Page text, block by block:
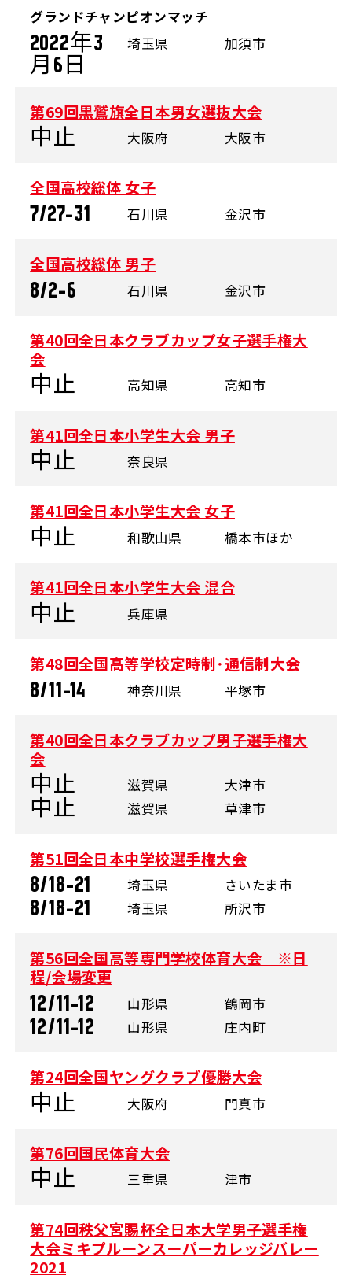
グランドチャンピオンマッチ
2022年3
月6日
埼玉県 加須市
第69回黒鷲旗全日本男女選抜大会
中止 大阪府 大阪市
全国高校総体 女子
7/27-31 石川県 金沢市
全国高校総体 男子
8/2-6 石川県 金沢市
第40回全日本クラブカップ女子選手権大
会
中止 高知県 高知市
第41回全日本小学生大会 男子
中止 奈良県
第41回全日本小学生大会 女子
中止 和歌山県 橋本市ほか
第41回全日本小学生大会 混合
中止 兵庫県
第48回全国高等学校定時制･通信制大会
8/11-14 神奈川県 平塚市
第40回全日本クラブカップ男子選手権大
会
中止 滋賀県 大津市
中止 滋賀県 草津市
第51回全日本中学校選手権大会
8/18-21 埼玉県 さいたま市
8/18-21 埼玉県 所沢市
第56回全国高等専門学校体育大会 ※日
程/会場変更
12/11-12 山形県 鶴岡市
12/11-12 山形県 庄内町
第24回全国ヤングクラブ優勝大会
中止 大阪府 門真市
第76回国民体育大会
中止 三重県 津市
第74回秩父宮賜杯全日本大学男子選手権
大会ミキプルーンスーパーカレッジバレー
2021